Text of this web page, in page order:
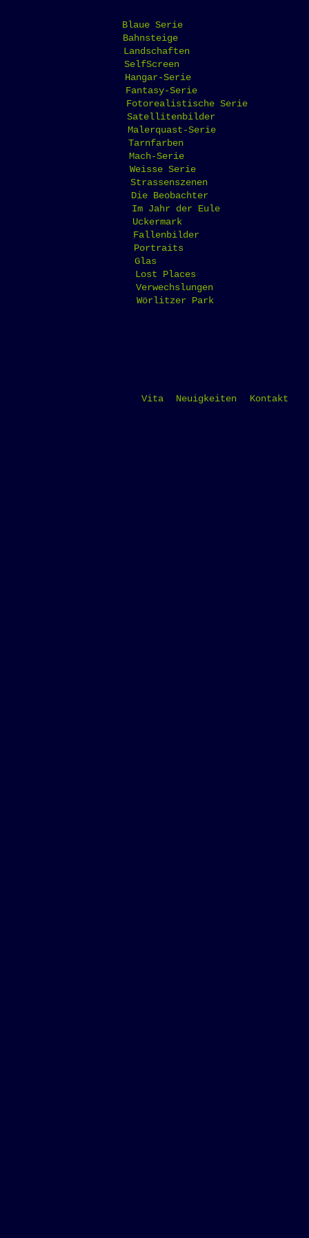
Blaue Serie
Bahnsteige
Landschaften
SelfScreen
Hangar-Serie
Fantasy-Serie
Fotorealistische Serie
Satellitenbilder
Malerquast-Serie
Tarnfarben
Mach-Serie
Weisse Serie
Strassenszenen
Die Beobachter
Im Jahr der Eule
Uckermark
Fallenbilder
Portraits
Glas
Lost Places
Verwechslungen
Wörlitzer Park
Vita Neuigkeiten Kontakt